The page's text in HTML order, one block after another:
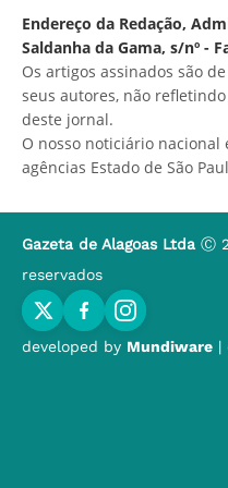
Endereço da Redação,
Saldanha da Gama, s/nº -
Os artigos assinados são
seus autores, não
deste jornal.
O nosso noticiário
agências Estado de São
Gazeta de Alagoas Ltda Ⓒ
reservados
developed by Mundiware |